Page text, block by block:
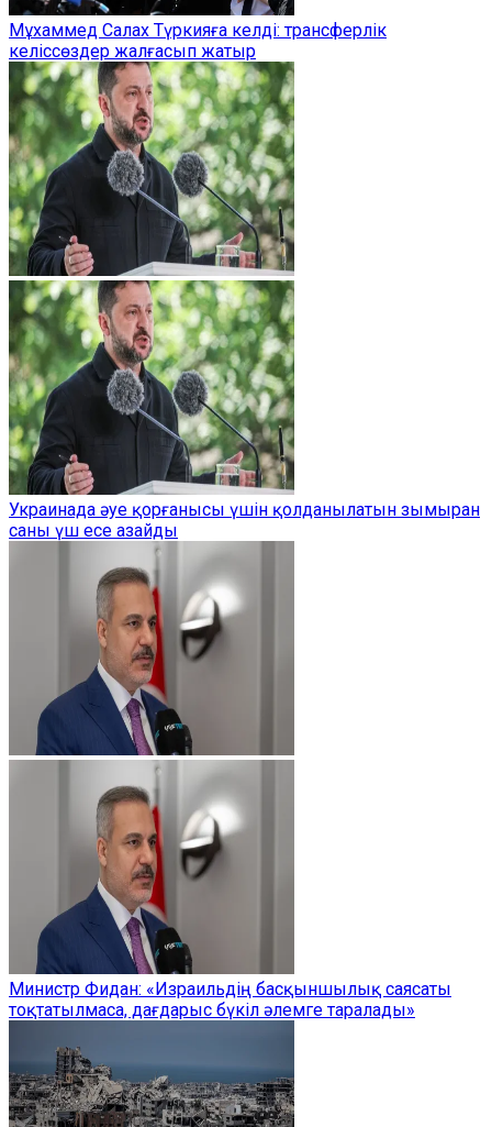
Мұхаммед Салах Түркияға келді: трансферлік
келіссөздер жалғасып жатыр
Украинада әуе қорғанысы үшін қолданылатын зымыран
саны үш есе азайды
Министр Фидан: «Израильдің басқыншылық саясаты
тоқтатылмаса, дағдарыс бүкіл әлемге таралады»